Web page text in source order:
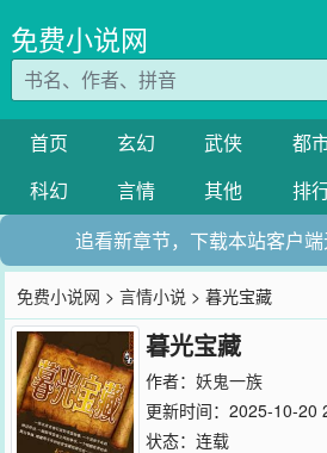
免费小说网
首页 玄幻 武侠 都
科幻
言情 其他 排
追看新章节，下载本站客户
免费小说网 >言情小说 > 暮光宝藏
暮光宝藏
作者： 妖鬼一族
更新时间：2025-10-20
状态：连载